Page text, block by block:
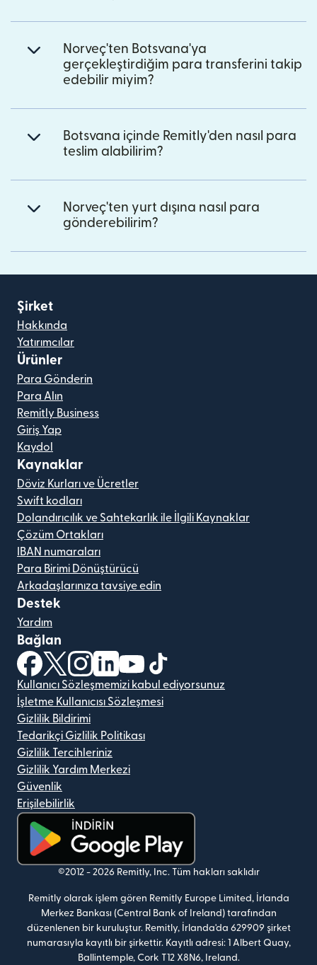
Norveç'ten Botsvana'ya
gerçekleştirdiğim para transferini takip
edebilir miyim?
Botsvana içinde Remitly'den nasıl para
teslim alabilirim?
Norveç'ten yurt dışına nasıl para
gönderebilirim?
Şirket
Hakkında
Yatırımcılar
Ürünler
Para Gönderin
Para Alın
Remitly Business
Giriş Yap
Kaydol
Kaynaklar
Döviz Kurları ve Ücretler
Swift kodları
Dolandırıcılık ve Sahtekarlık ile İlgili Kaynaklar
Çözüm Ortakları
IBAN numaraları
Para Birimi Dönüştürücü
Arkadaşlarınıza tavsiye edin
Destek
Yardım
Bağlan
(yeni pencerede açılır)
(yeni pencerede açılır)
(yeni pencerede açılır)
(yeni pencerede açılır)
(yeni pencerede açılır)
Kullanıcı Sözleşmemizi kabul ediyorsunuz
İşletme Kullanıcısı Sözleşmesi
Gizlilik Bildirimi
Tedarikçi Gizlilik Politikası
Gizlilik Tercihleriniz
Gizlilik Yardım Merkezi
Güvenlik
Erişilebilirlik
(yeni pencerede açılır)
©2012 - 2026 Remitly, Inc. Tüm hakları saklıdır
Remitly olarak işlem gören Remitly Europe Limited, İrlanda
Merkez Bankası (Central Bank of Ireland) tarafından
düzenlenen bir kuruluştur. Remitly, İrlanda'da 629909 şirket
numarasıyla kayıtlı bir şirkettir. Kayıtlı adresi: 1 Albert Quay,
Ballintemple, Cork T12 X8N6, Ireland.